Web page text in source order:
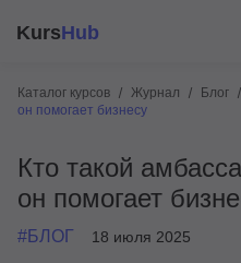
KursHub
Каталог курсов Журнал Блог
он помогает бизнесу
Кто такой
он помогает
#БЛОГ 18 июля 2025